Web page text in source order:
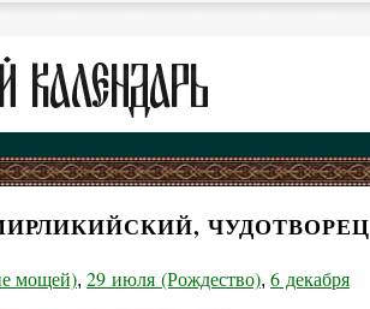
ЧУДОТВОРЕЦ
мощей), 29 июля (Рождество), 6 декабря